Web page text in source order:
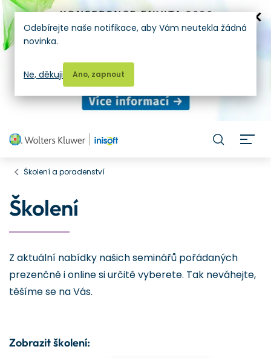
Školení a poradenství
Školení
Z aktuální nabídky našich seminářů pořádaných
prezenčně i online si určitě vyberete. Tak neváhejte,
těšíme se na Vás.
Zobrazit školení:
Odebírejte naše notifikace, aby Vám neutekla žádná
novinka.
Ano, zapnout
Ne, děkuji